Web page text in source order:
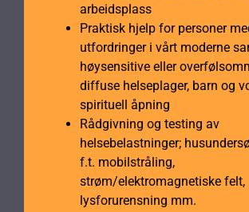
arbeidsplass
Praktisk hjelp for personer
utfordringer i vårt moderne
høysensitive eller
diffuse helseplager, barn og
spirituell åpning
Rådgivning og testing av
helsebelastninger;
f.t. mobilstråling,
strøm/elektromagnetiske felt,
lysforurensning mm.